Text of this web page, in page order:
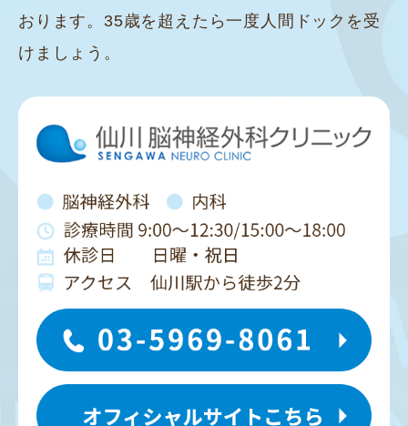
おります。35歳を超えたら一度人間ドックを受
けましょう。